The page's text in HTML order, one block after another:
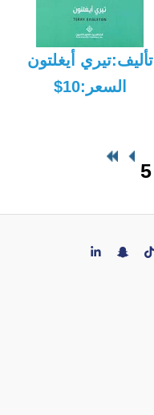
تأليف:تيري أيغلتون
السعر:10$
5